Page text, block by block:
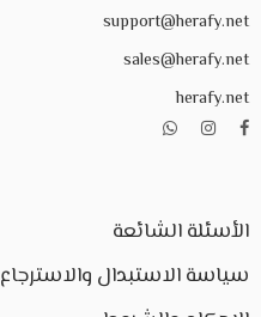
support@herafy.net
sales@herafy.net
herafy.net
الأسئلة الشائعة
سياسة الاستبدال والاسترجاع